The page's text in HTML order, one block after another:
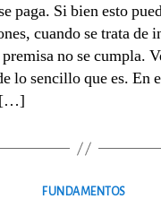
paga. Si bien esto
cuando se trata de
no se cumpla.
lo sencillo que es. En
[…]
Categories
FUNDAMENTOS